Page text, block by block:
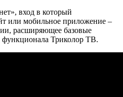
вход в который
или мобильное приложение –
расширяющее базовые
функционала Триколор ТВ.